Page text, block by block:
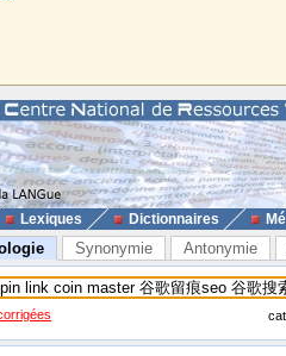
Lexiques Dictionnaires
Synonymie Antonymie